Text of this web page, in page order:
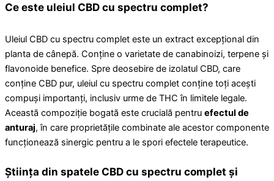
Ce este uleiul CBD cu spectru complet?
Uleiul CBD cu spectru complet este un extract excepțional din
planta de cânepă. Conține o varietate de canabinoizi, terpene și
flavonoide benefice. Spre deosebire de izolatul CBD, care
conține CBD pur, uleiul cu spectru complet conține toți acești
compuși importanți, inclusiv urme de THC în limitele legale.
Această compoziție bogată este crucială pentru efectul de
anturaj, în care proprietățile combinate ale acestor componente
funcționează sinergic pentru a le spori efectele terapeutice.
Știința din spatele CBD cu spectru complet și